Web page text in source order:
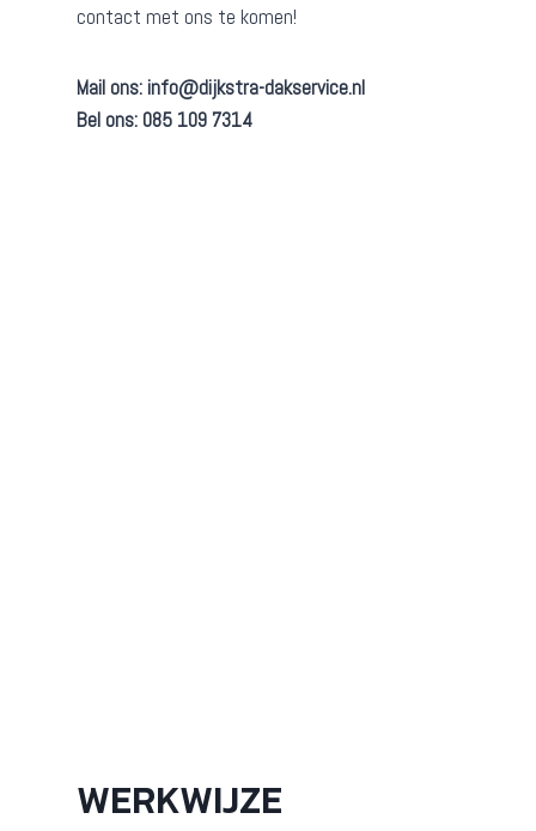
contact met ons te komen!
Mail ons: info@dijkstra-dakservice.nl
Bel ons: 085 109 7314
WERKWIJZE